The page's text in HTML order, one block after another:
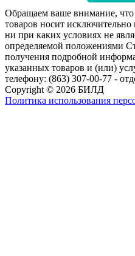
Обращаем ваше внимание,
товаров носит
ни при каких условиях не
определяемой положениями
получения подробной
указанных товаров и (или)
телефону: (863) 307-00-77 -
Copyright © 2026 БИЛД
Политика использования